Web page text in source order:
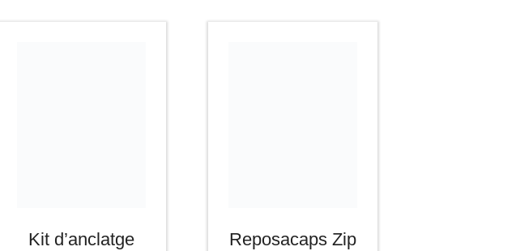
Kit d’anclatge
Reposacaps Zip